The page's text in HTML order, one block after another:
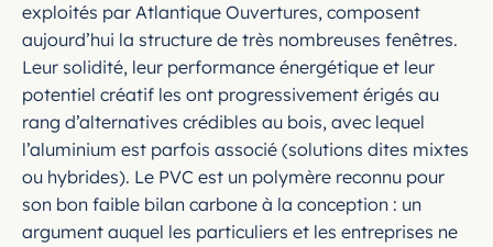
exploités par Atlantique Ouvertures, composent
aujourd’hui la structure de très nombreuses fenêtres.
Leur solidité, leur performance énergétique et leur
potentiel créatif les ont progressivement érigés au
rang d’alternatives crédibles au bois, avec lequel
l’aluminium est parfois associé (solutions dites mixtes
ou hybrides). Le PVC est un polymère reconnu pour
son bon faible bilan carbone à la conception : un
argument auquel les particuliers et les entreprises ne